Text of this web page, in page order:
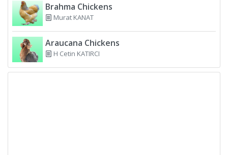
Brahma Chickens
Murat KANAT
Araucana Chickens
H Cetin KATIRCI